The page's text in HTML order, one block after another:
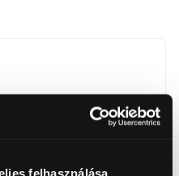
felhasználása
Ind. Plaza